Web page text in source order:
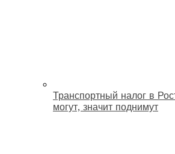
Транспортный налог в
могут, значит поднимут